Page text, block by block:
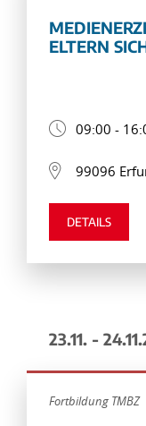
ELTERN
09:00 -
99096
DETAILS
23.11. -
Fortbildung TMBZ